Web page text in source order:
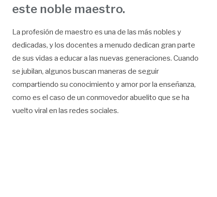
este noble maestro.
La profesión de maestro es una de las más nobles y
dedicadas, y los docentes a menudo dedican gran parte
de sus vidas a educar a las nuevas generaciones. Cuando
se jubilan, algunos buscan maneras de seguir
compartiendo su conocimiento y amor por la enseñanza,
como es el caso de un conmovedor abuelito que se ha
vuelto viral en las redes sociales.